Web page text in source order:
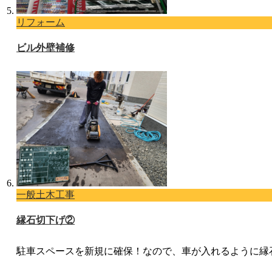
リフォーム
ビル外壁補修
一般土木工事
縁石切下げ②
駐車スペースを新規に確保！なので、車が入れるように縁